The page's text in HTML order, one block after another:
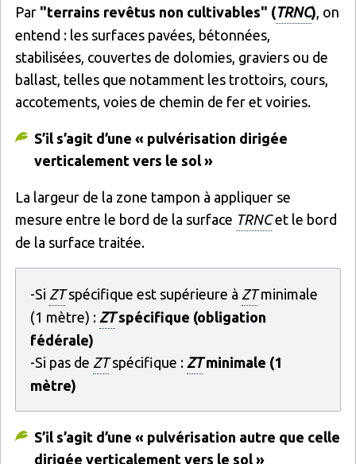
Par "terrains revêtus non cultivables" (TRNC) , on
entend : les surfaces pavées, bétonnées,
stabilisées, couvertes de dolomies, graviers ou de
ballast, telles que notamment les trottoirs, cours,
accotements, voies de chemin de fer et voiries.
S’il s’agit d’une « pulvérisation dirigée
verticalement vers le sol »
La largeur de la zone tampon à appliquer se
mesure entre le bord de la surface TRNCet le bord
de la surface traitée.
-Si ZTspécifique est supérieure à ZTminimale
(1 mètre) : ZTspécifique (obligation
fédérale)
-Si pas de ZTspécifique : ZTminimale (1
mètre)
S’il s’agit d’une « pulvérisation autre que celle
dirigée verticalement vers le sol »